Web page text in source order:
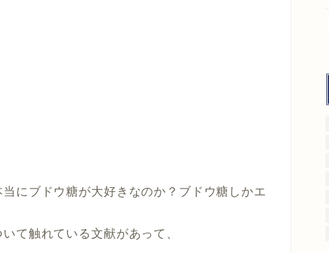
にブドウ糖が大好きなのか？ブドウ糖しかエ
て触れている文献があって、